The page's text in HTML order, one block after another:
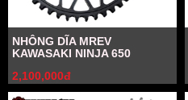
NHÔNG DĨA MREV
KAWASAKI NINJA 650
2,100,000đ